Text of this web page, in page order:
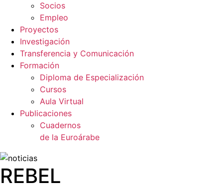
Socios
Empleo
Proyectos
Investigación
Transferencia y Comunicación
Formación
Diploma de Especialización
Cursos
Aula Virtual
Publicaciones
Cuadernos
de la Euroárabe
REBEL